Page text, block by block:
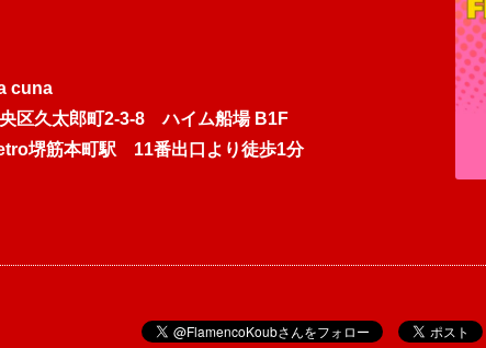
cuna
区久太郎町2-3-8 ハイム船場 B1F
堺筋本町駅 11番出口より徒歩1分